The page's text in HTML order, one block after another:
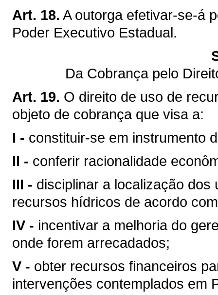
Art. 18. A outorga efetivar-se-á
Poder Executivo Estadual.
Da Cobrança pelo
Art. 19. O direito de uso de
objeto de cobrança que visa a:
I - constituir-se em instrumento
II - conferir racionalidade
III - disciplinar a localização
recursos hídricos de acordo
IV - incentivar a melhoria do
onde forem arrecadados;
V - obter recursos financeiros
intervenções contemplados em